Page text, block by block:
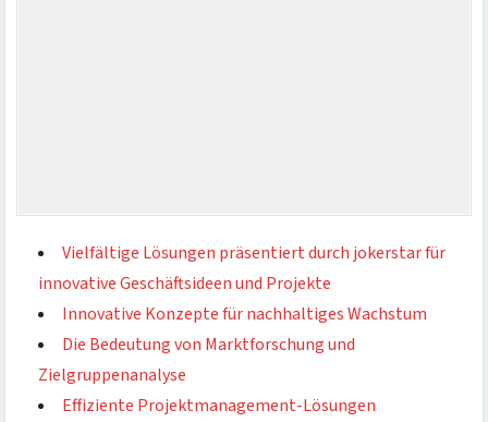
Vielfältige Lösungen präsentiert durch jokerstar für
innovative Geschäftsideen und Projekte
Innovative Konzepte für nachhaltiges Wachstum
Die Bedeutung von Marktforschung und
Zielgruppenanalyse
Effiziente Projektmanagement-Lösungen